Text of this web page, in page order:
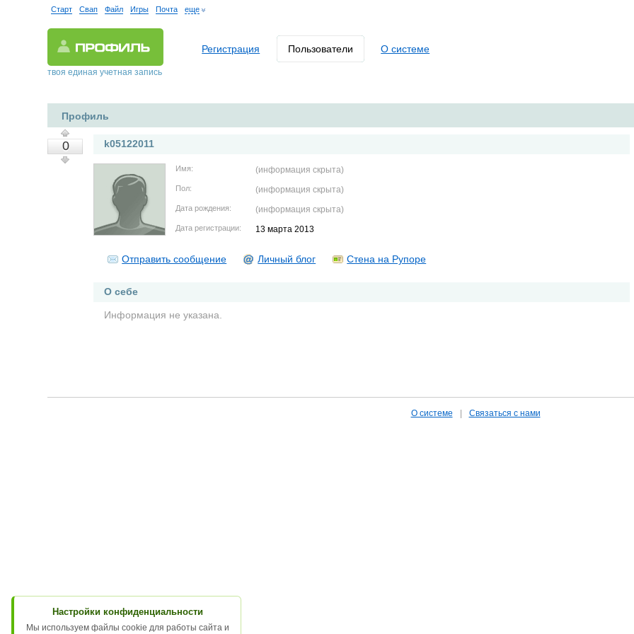
Старт Свап Файл Игры Почта еще
твоя единая учетная запись
Регистрация Пользователи О системе
Профиль
0 k05122011
Имя: (информация скрыта)
Пол: (информация скрыта)
Дата рождения: (информация скрыта)
Дата регистрации: 13 марта 2013
Отправить сообщение Личный блог Стена на Рупоре
О себе
Информация не указана.
О системе Связаться с нами
Настройки конфиденциальности
Мы используем файлы cookie для работы сайта и